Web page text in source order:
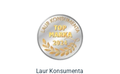
Laur Konsumenta